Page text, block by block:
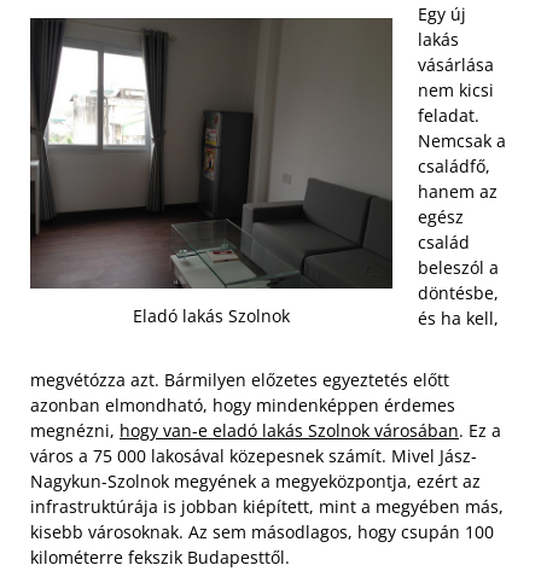
Eladó lakás Szolnok
Egy új
lakás
vásárlása
nem kicsi
feladat.
Nemcsak a
családfő,
hanem az
egész
család
beleszól a
döntésbe,
és ha kell,
megvétózza azt. Bármilyen előzetes egyeztetés előtt
azonban elmondható, hogy mindenképpen érdemes
megnézni, hogy van-e eladó lakás Szolnok városában. Ez a
város a 75 000 lakosával közepesnek számít. Mivel Jász-
Nagykun-Szolnok megyének a megyeközpontja, ezért az
infrastruktúrája is jobban kiépített, mint a megyében más,
kisebb városoknak. Az sem másodlagos, hogy csupán 100
kilométerre fekszik Budapesttől.